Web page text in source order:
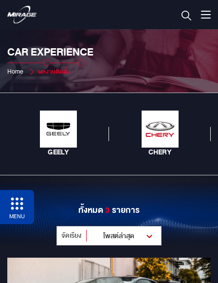
CAR EXPERIENCE
Home ผลงานติดตั้ง
GEELY CHERY
MENU ทั้งหมด3รายการ
จัดเรียง โพสต์ล่าสุด